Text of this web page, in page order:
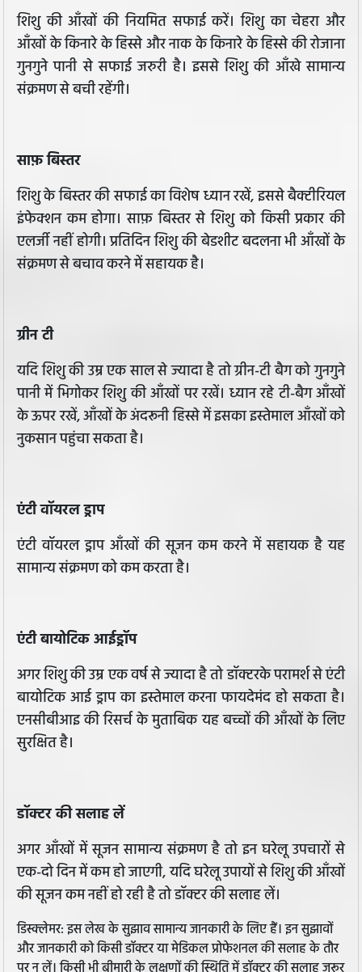
शिशु की आँखों की नियमित सफाई करें। शिशु का चेहरा और
आँखों के किनारे के हिस्से और नाक के किनारे के हिस्से की रोजाना
गुनगुने पानी से सफाई जरुरी है। इससे शिशु की आँखे सामान्य
संक्रमण से बची रहेंगी।
साफ़ बिस्तर
शिशु के बिस्तर की सफाई का विशेष ध्यान रखें, इससे बैक्टीरियल
इंफेक्शन कम होगा। साफ़ बिस्तर से शिशु को किसी प्रकार की
एलर्जी नहीं होगी। प्रतिदिन शिशु की बेडशीट बदलना भी आँखों के
संक्रमण से बचाव करने में सहायक है।
ग्रीन टी
यदि शिशु की उम्र एक साल से ज्यादा है तो ग्रीन-टी बैग को गुनगुने
पानी में भिगोकर शिशु की आँखों पर रखें। ध्यान रहे टी-बैग आँखों
के ऊपर रखें, आँखों के अंदरूनी हिस्से में इसका इस्तेमाल आँखों को
नुकसान पहुंचा सकता है।
एंटी वॉयरल ड्राप
एंटी वॉयरल ड्राप आँखों की सूजन कम करने में सहायक है यह
सामान्य संक्रमण को कम करता है।
एंटी बायोटिक आईड्रॉप
अगर शिशु की उम्र एक वर्ष से ज्यादा है तो डॉक्टरके परामर्श से एंटी
बायोटिक आई ड्राप का इस्तेमाल करना फायदेमंद हो सकता है।
एनसीबीआइ की रिसर्च के मुताबिक यह बच्चों की आँखों के लिए
सुरक्षित है।
डॉक्टर की सलाह लें
अगर आँखों में सूजन सामान्य संक्रमण है तो इन घरेलू उपचारों से
एक-दो दिन में कम हो जाएगी, यदि घरेलू उपायों से शिशु की आँखों
की सूजन कम नहीं हो रही है तो डॉक्टर की सलाह लें।
डिस्क्लेमर: इस लेख के सुझाव सामान्य जानकारी के लिए हैं। इन सुझावों
और जानकारी को किसी डॉक्टर या मेडिकल प्रोफेशनल की सलाह के तौर